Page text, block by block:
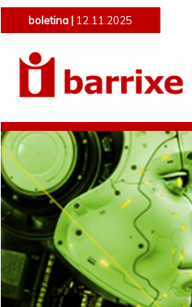
boletina | 12.11.2025